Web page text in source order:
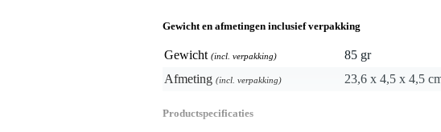
Gewicht en afmetingen inclusief verpakking
Gewicht (incl. verpakking)
85 gr
Afmeting (incl. verpakking) 23,6 x 4,5 x 4,5
Productspecificaties